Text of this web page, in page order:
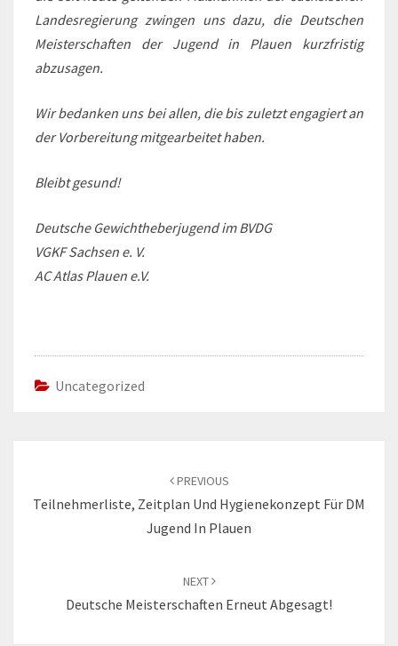
Landesregierung zwingen uns dazu, die Deutschen
Meisterschaften der Jugend in Plauen kurzfristig
abzusagen.
Wir bedanken uns bei allen, die bis zuletzt engagiert an
der Vorbereitung mitgearbeitet haben.
Bleibt gesund!
Deutsche Gewichtheberjugend im BVDG
VGKF Sachsen e. V.
AC Atlas Plauen e.V.
Uncategorized
PREVIOUS
Teilnehmerliste, Zeitplan Und Hygienekonzept Für DM
Jugend In Plauen
NEXT
Deutsche Meisterschaften Erneut Abgesagt!